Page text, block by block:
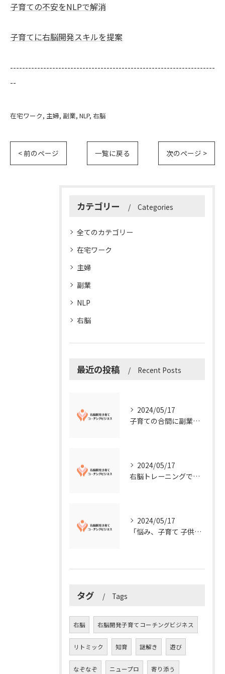
子育ての不安をNLPで解消
子育てに右脳開発スキルを提案
--------------------------------------------------------------------
--
在宅ワーク 主婦 副業 NLP 右脳
< 前のページ 一覧に戻る 次のページ >
カテゴリー Categories
全てのカテゴリー
在宅ワーク
主婦
副業
NLP
右脳
最近の投稿 Recent Posts
2024/05/17
子育ての合間に副業コーチングで収入アップ！右脳開発子育てコーチングビジネスの可能性とは？
2024/05/17
右脳トレーニングで視覚的センスを磨こう！
2024/05/17
「悩み、子育て 子供の発達」を解決する右脳開発子育てコーチングビジネス業界の魅力とは？
タグ Tags
右脳 右脳開発子育てコーチングビジネス
リトミック 知育 謎解き 遊び
なぞなぞ ニュープロ 寄り添う